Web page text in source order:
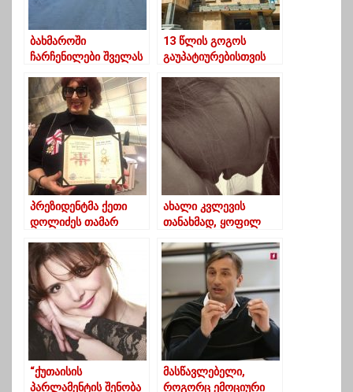
ბახმაროში
ჩარჩენილები შველას
13 წლის გოგოს
გაუპატიურებისთვის
დაუმძიმდა
პრეზიდენტმა ქეთი
დოლიძეს თამარ
გადასცა
ახალი კვლევის
თანახმად, ყოფილ
ტირილი
დაგეხმარებათ წონაში
დაკლებაში
“ქუთაისის
პარლამენტის შენობა
მასწავლებელი,
როგორც ემოციური